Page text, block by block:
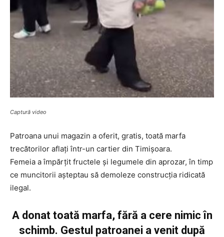
Captură video
Patroana unui magazin a oferit, gratis, toată marfa
trecătorilor aflaţi într-un cartier din Timişoara.
Femeia a împărţit fructele şi legumele din aprozar, în timp
ce muncitorii așteptau să demoleze construcția ridicată
ilegal.
A donat toată marfa, fără a cere nimic în
schimb. Gestul patroanei a venit după